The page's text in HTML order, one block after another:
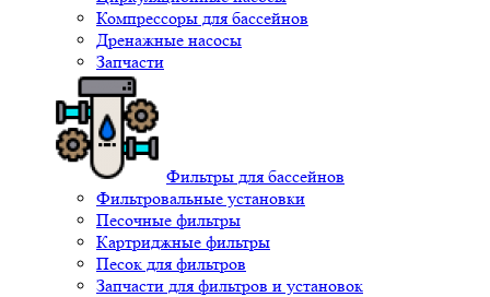
Компрессоры для бассейнов
Дренажные насосы
Запчасти
Фильтры для бассейнов
Фильтровальные установки
Песочные фильтры
Картриджные фильтры
Песок для фильтров
Запчасти для фильтров и установок